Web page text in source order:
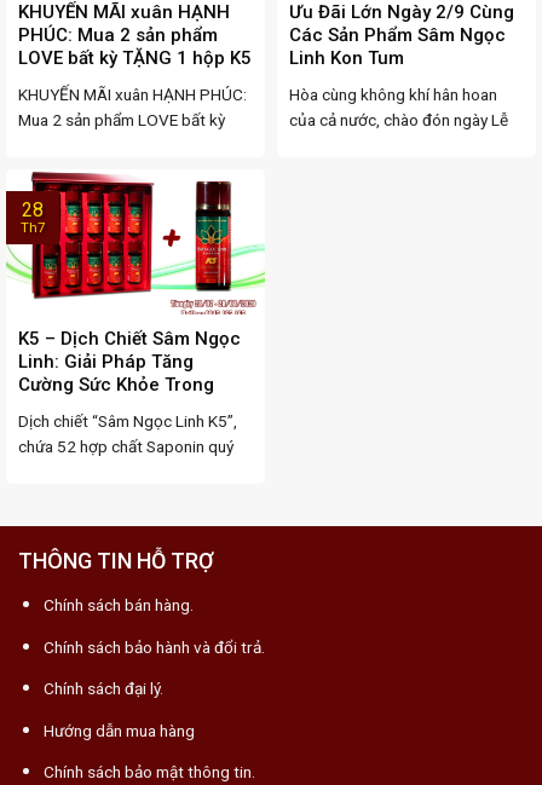
KHUYẾN MÃI xuân HẠNH
PHÚC: Mua 2 sản phẩm
LOVE bất kỳ TẶNG 1 hộp K5
Trà Sâm Ngọc Linh
KHUYẾN MÃI xuân HẠNH PHÚC:
Mua 2 sản phẩm LOVE bất kỳ
Ưu Đãi Lớn Ngày 2/9 Cùng
Các Sản Phẩm Sâm Ngọc
Linh Kon Tum
Hòa cùng không khí hân hoan
của cả nước, chào đón ngày Lễ
K5 – Dịch Chiết Sâm Ngọc
Linh: Giải Pháp Tăng
Cường Sức Khỏe Trong
Mùa Dịch Covid 19
Dịch chiết “Sâm Ngọc Linh K5”,
chứa 52 hợp chất Saponin quý
28
Th7
THÔNG TIN HỖ TRỢ
Chính sách bán hàng.
Chính sách bảo hành và đổi trả.
Chính sách đại lý.
Hướng dẫn mua hàng
Chính sách bảo mật thông tin.